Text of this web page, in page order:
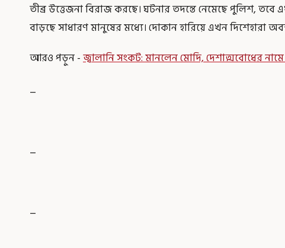
তীব্র উত্তেজনা বিরাজ করছে। ঘটনার তদন্তে নেমেছে পুলিশ, তবে
বাড়ছে সাধারণ মানুষের মধ্যে। দোকান হারিয়ে এখন দিশেহারা
আরও পড়ুন -জ্বালানি সংকট: মানলেন মোদি, দেশাত্মবোধের
_
_
_